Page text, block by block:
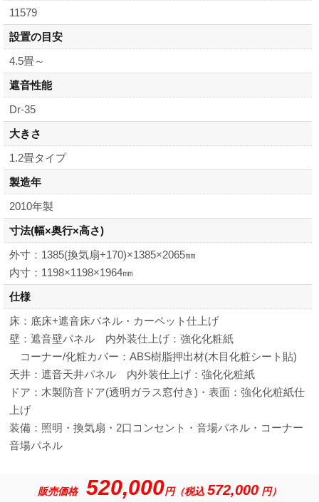
11579
設置の目安
4.5畳～
遮音性能
Dr-35
大きさ
1.2畳タイプ
製造年
2010年製
寸法(幅×奥行×高さ)
外寸：1385(換気扇+170)×1385×2065㎜
内寸：1198×1198×1964㎜
仕様
床：底床+遮音床パネル・カーペット仕上げ
壁：遮音壁パネル 内外装仕上げ：強化化粧紙
コーナー/化粧カバー：ABS樹脂押出材(木目化粧シート貼)
天井：遮音天井パネル 内外装仕上げ：強化化粧紙
ドア：木製防音ドア(透明ガラス窓付き)・表面：強化化粧紙仕
上げ
装備：照明・換気扇・2口コンセント・音場パネル・コーナー
音場パネル
販売価格 520,000円（税込 572,000 円）